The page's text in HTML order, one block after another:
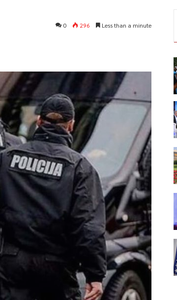
0 296 Less than a minute